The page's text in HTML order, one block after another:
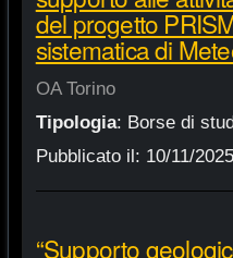
del progetto
sistematica di
OA Torino
Tipologia: Borse di
Pubblicato il: 10/11/2025
“Supporto